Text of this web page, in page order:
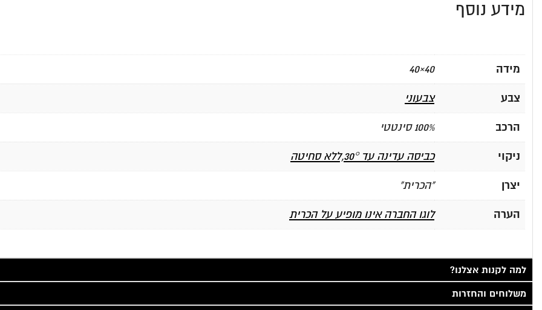
מידע נוסף
מידה 40×40
צבע צבעוני
הרכב 100% סינטטי
ניקוי כביסה עדינה עד 30°,ללא סחיטה
יצרן "הכרית"
הערה לוגו החברה אינו מופיע על הכרית
למה לקנות אצלנו?
משלוחים והחזרות